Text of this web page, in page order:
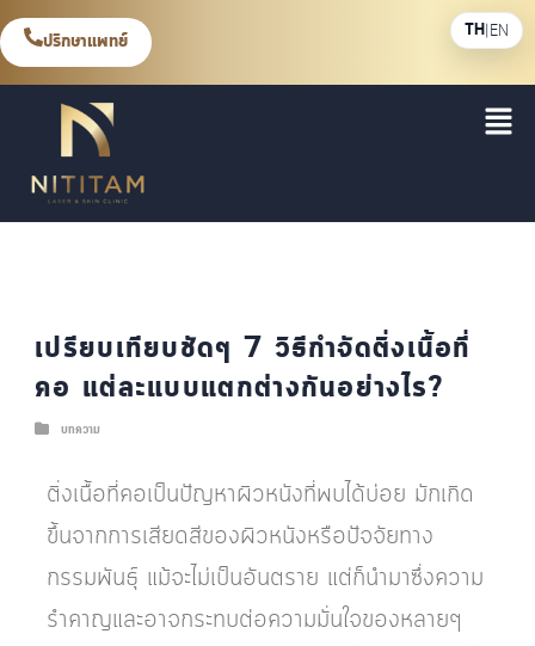
ปรึกษาแพทย์
เปรียบเทียบชัดๆ 7 วิธีกำจัดติ่งเนื้อที่
คอ แต่ละแบบแตกต่างกันอย่างไร?
บทความ
ติ่งเนื้อที่คอเป็นปัญหาผิวหนังที่พบได้บ่อย มักเกิด
ขึ้นจากการเสียดสีของผิวหนังหรือปัจจัยทาง
กรรมพันธุ์ แม้จะไม่เป็นอันตราย แต่ก็นำมาซึ่งความ
รำคาญและอาจกระทบต่อความมั่นใจของหลายๆ
TH|EN